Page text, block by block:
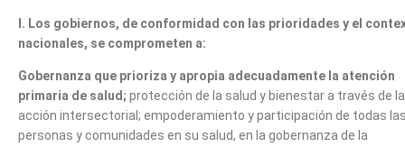
I. Los gobiernos, de conformidad con las prioridades y el
nacionales, se comprometen a:
Gobernanza que prioriza y apropia adecuadamente la atención
primaria de salud; protección de la salud y bienestar a través de la
acción intersectorial; empoderamiento y participación de todas
personas y comunidades en su salud, en la gobernanza de la